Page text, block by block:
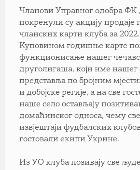
Чланови Управног одобра ФК
покренули су акцију
чланских карти клуба за
Куповином годишње карте
функционисање нашег
друголигаша, који име нашег
представља по бројним
и добојске регије, а на све
наше село остављају
домаћинског односа, чему
извјештаји фудбалских
гостовали екипи Укрине.
Из УО клуба позивају све